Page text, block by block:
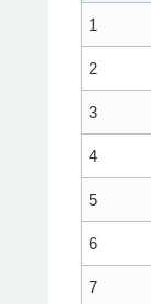
1
2
3
4
5
6
7